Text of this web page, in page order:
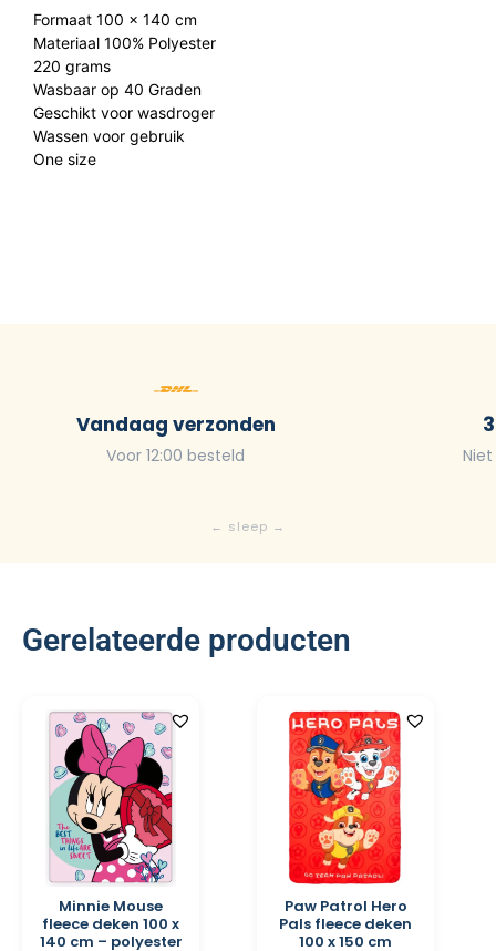
Formaat 100 x 140 cm
Materiaal 100% Polyester
220 grams
Wasbaar op 40 Graden
Geschikt voor wasdroger
Wassen voor gebruik
One size
Vandaag verzonden
Voor 12:00 besteld
Gerelateerde producten
Minnie Mouse
fleece deken 100 x
140 cm – polyester
Paw Patrol Hero
Pals fleece deken
100 x 150 cm